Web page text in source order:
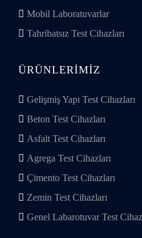
Mobil Laboratuvarlar
Tahribatsız Test Cihazları
ÜRÜNLERIMIZ
Gelişmiş Yapı Test Cihazları
Beton Test Cihazları
Asfalt Test Cihazları
Agrega Test Cihazları
Çimento Test Cihazları
Zemin Test Cihazları
Genel Labarotuvar Test